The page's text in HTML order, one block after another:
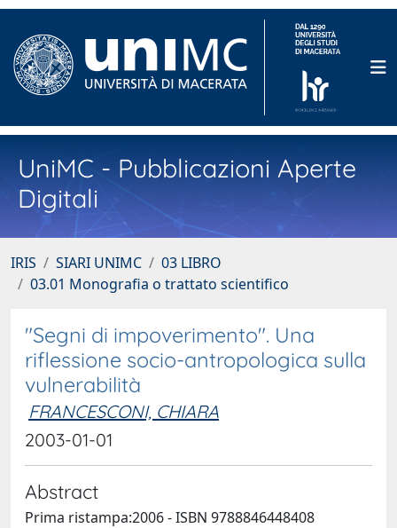
UniMC - Pubblicazioni Aperte
Digitali
IRIS SIARI UNIMC
03 LIBRO
03.01 Monografia o trattato scientifico
"Segni di impoverimento". Una
riflessione socio-antropologica sulla
vulnerabilità
FRANCESCONI, CHIARA
2003-01-01
Abstract
Prima ristampa:2006 - ISBN 9788846448408